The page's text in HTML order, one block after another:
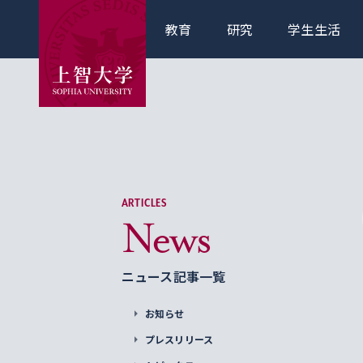
教育 研究 学生生活
ARTICLES
News
ニュース記事一覧
お知らせ
プレスリリース